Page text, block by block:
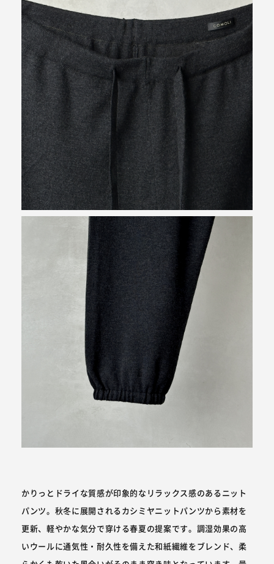
かりっとドライな質感が印象的なリラックス感のあるニット
パンツ。秋冬に展開されるカシミヤニットパンツから素材を
更新、軽やかな気分で穿ける春夏の提案です。調湿効果の高
いウールに通気性・耐久性を備えた和紙繊維をブレンド、柔
お買い物を続ける
カートへ進む